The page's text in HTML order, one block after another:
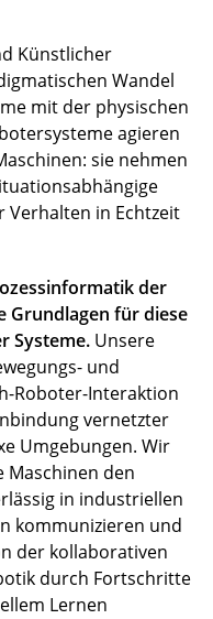
Künstlicher
Wandel
mit der physischen
agieren
sie nehmen
Verhalten in Echtzeit
der
Grundlagen für diese
Systeme. Unsere
und
Roboter-Interaktion
vernetzter
Umgebungen. Wir
Maschinen den
in industriellen
kommunizieren und
der kollaborativen
durch Fortschritte
Lernen